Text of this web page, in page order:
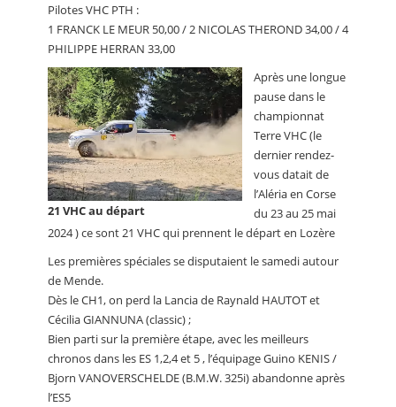
Pilotes VHC PTH :
1 FRANCK LE MEUR 50,00 / 2 NICOLAS THEROND 34,00 / 4
PHILIPPE HERRAN 33,00
21 VHC au départ
Après une longue
pause dans le
championnat
Terre VHC (le
dernier rendez-
vous datait de
l’Aléria en Corse
du 23 au 25 mai
2024 ) ce sont 21 VHC qui prennent le départ en Lozère
Les premières spéciales se disputaient le samedi autour
de Mende.
Dès le CH1, on perd la Lancia de Raynald HAUTOT et
Cécilia GIANNUNA (classic) ;
Bien parti sur la première étape, avec les meilleurs
chronos dans les ES 1,2,4 et 5 , l’équipage Guino KENIS /
Bjorn VANOVERSCHELDE (B.M.W. 325i) abandonne après
l’ES5